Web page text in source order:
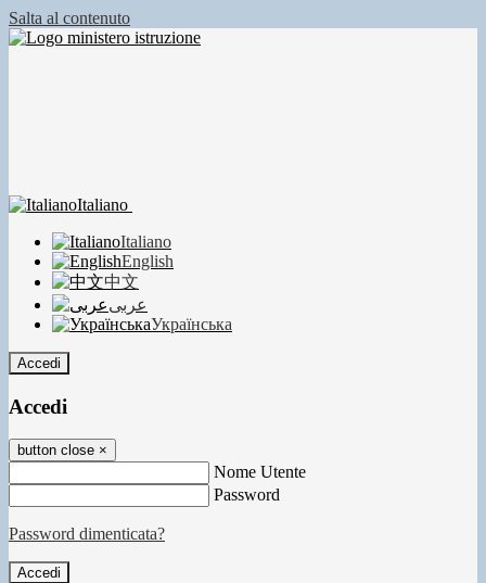
Salta al contenuto
Italiano
Italiano
English
中文
عربى
Українська
Accedi
Accedi
button close ×
Nome Utente
Password
Password dimenticata?